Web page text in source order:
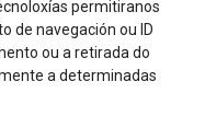
permitiranos
de navegación ou ID
ou a retirada do
a determinadas